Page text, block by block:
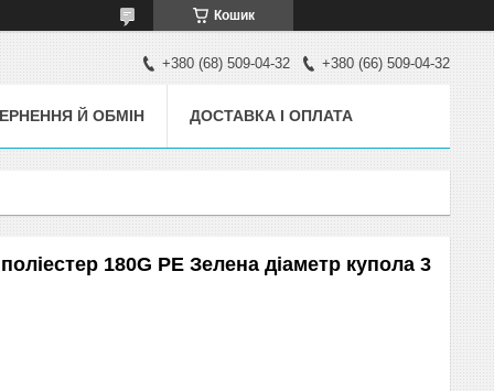
Кошик
+380 (68) 509-04-32 +380 (66) 509-04-32
Й ОБМІН ДОСТАВКА І ОПЛАТА
180G PE Зелена діаметр купола 3